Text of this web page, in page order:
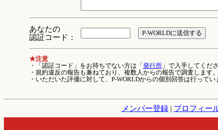
あなたの
認証コード：
★注意
・「認証コード」をお持ちでない方は「 発行所」で入手してくだ
・規約違反の報告も兼ねており、複数人からの報告で調査します
・いただいた評価に対して、P-WORLDからの個別回答は行ってい
メンバー登録| プロフィー